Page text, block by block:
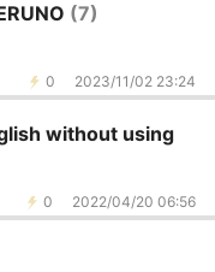
(7)
0 2023/11/02 23:24
without using
0 2022/04/20 06:56